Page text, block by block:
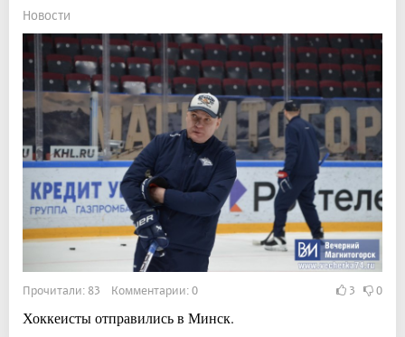
Новости
Прочитали: 83 Комментарии: 0 3 0
Хоккеисты отправились в Минск.